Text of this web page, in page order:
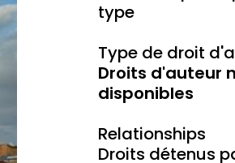
type
Type de droit
Droits d'auteur
disponibles
Relationships
Droits détenus